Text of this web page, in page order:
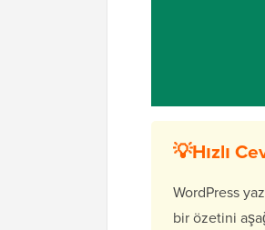
💡Hızlı
WordPress
bir özetini